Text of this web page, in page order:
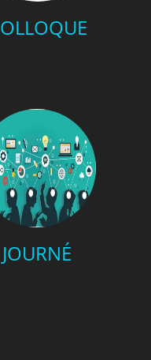
JOURNÉ